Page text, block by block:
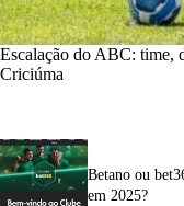
Escalação do ABC: time,
Criciúma
Betano ou
em 2025?